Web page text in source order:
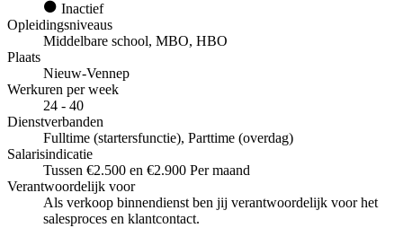
Inactief
Opleidingsniveaus
Middelbare school, MBO, HBO
Plaats
Nieuw-Vennep
Werkuren per week
24 - 40
Dienstverbanden
Fulltime (startersfunctie), Parttime (overdag)
Salarisindicatie
Tussen €2.500 en €2.900 Per maand
Verantwoordelijk voor
Als verkoop binnendienst ben jij verantwoordelijk voor het
salesproces en klantcontact.